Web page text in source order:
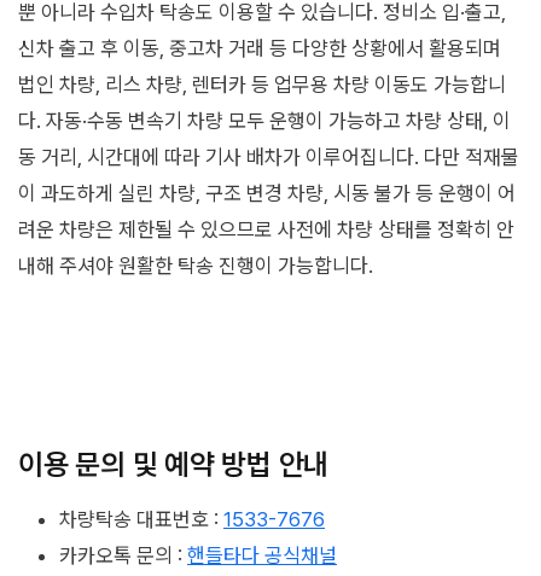
뿐 아니라 수입차 탁송도 이용할 수 있습니다. 정비소 입·출고,
신차 출고 후 이동, 중고차 거래 등 다양한 상황에서 활용되며
법인 차량, 리스 차량, 렌터카 등 업무용 차량 이동도 가능합니
다. 자동·수동 변속기 차량 모두 운행이 가능하고 차량 상태, 이
동 거리, 시간대에 따라 기사 배차가 이루어집니다. 다만 적재물
이 과도하게 실린 차량, 구조 변경 차량, 시동 불가 등 운행이 어
려운 차량은 제한될 수 있으므로 사전에 차량 상태를 정확히 안
내해 주셔야 원활한 탁송 진행이 가능합니다.
이용 문의 및 예약 방법 안내
차량탁송 대표번호 : 1533-7676
카카오톡 문의 : 핸들타다 공식채널